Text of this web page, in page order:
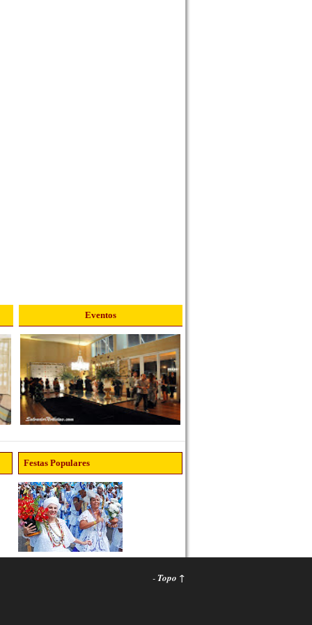
Eventos
Festas Populares
- Topo ↑